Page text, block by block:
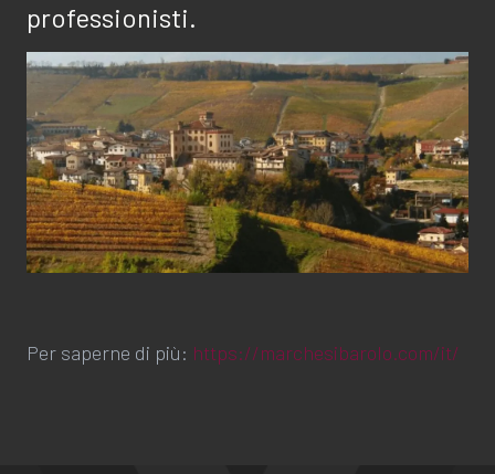
professionisti.
Per saperne di più: https://marchesibarolo.com/it/